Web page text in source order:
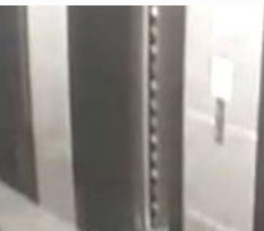
em acidente na BR-364